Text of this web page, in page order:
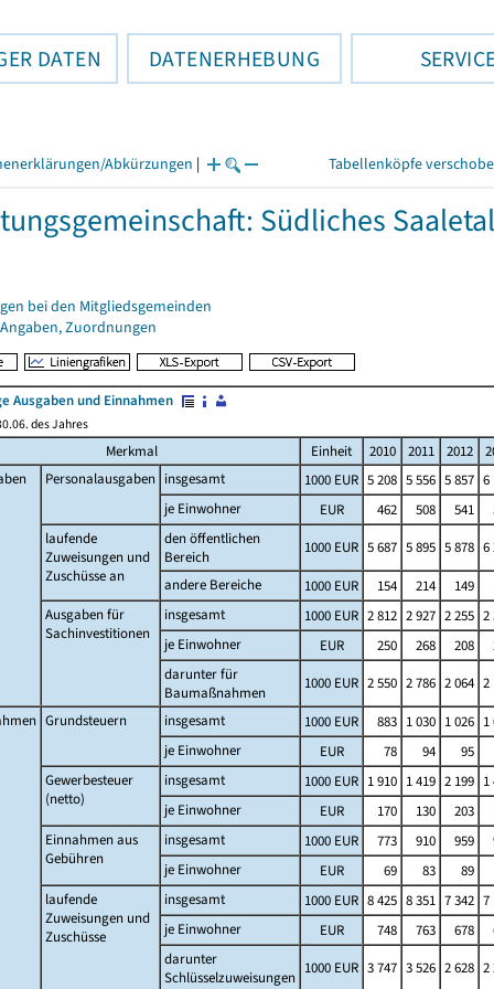
DATEN DATENERHEBUNG
Abkürzungen | Tabellenköpfe
Südliches Saaletal
bei den Mitgliedsgemeinden
Zuordnungen
Ausgaben und Einnahmen
des Jahres
Merkmal Einheit 2010 2011 2012
Personalausgaben insgesamt 1000 EUR 5 208 5 556 5 857 6
je Einwohner
EUR 462 508 541
laufende
Zuweisungen und
Zuschüsse an
den öffentlichen
Bereich
1000 EUR 5 687 5 895 5 878 6
andere Bereiche
1000 EUR 154 214 149
Ausgaben für
Sachinvestitionen
insgesamt 1000 EUR 2 812 2 927 2 255 2
je Einwohner
EUR 250 268 208
darunter für
Baumaßnahmen
1000 EUR 2 550 2 786 2 064 2
Grundsteuern insgesamt 1000 EUR 883 1 030 1 026 1
je Einwohner
EUR 78 94 95
Gewerbesteuer
(netto)
insgesamt 1000 EUR 1 910 1 419 2 199 1
je Einwohner
EUR 170 130 203
Einnahmen aus
Gebühren
insgesamt 1000 EUR 773 910 959
je Einwohner
EUR 69 83 89
laufende
Zuweisungen und
Zuschüsse
insgesamt 1000 EUR 8 425 8 351 7 342 7
je Einwohner
EUR 748 763 678
darunter
Schlüsselzuweisungen
1000 EUR 3 747 3 526 2 628 2